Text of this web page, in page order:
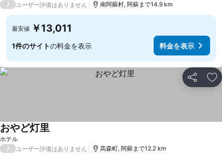
/ ユーザー評価はありません 南阿蘇村, 阿蘇まで14.9 km
最安値 ￥13,011
1件のサイトの料金を表示 料金を表示
シェア お
ホテル
おやど灯里料金を表示
/ ユーザー評価はありません 高森町, 阿蘇まで12.2 km